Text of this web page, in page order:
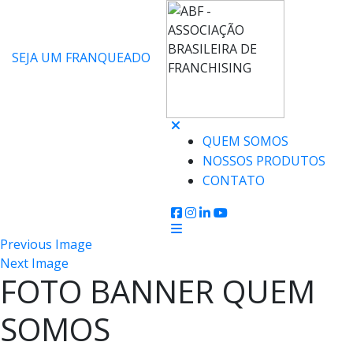
SEJA UM FRANQUEADO
QUEM SOMOS
NOSSOS PRODUTOS
CONTATO
Previous Image
Next Image
FOTO BANNER QUEM
SOMOS